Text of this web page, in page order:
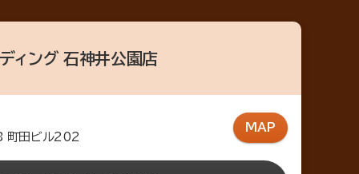
ィング 石神井公園店
町田ビル202
MAP